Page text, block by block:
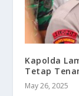
Kapolda
Tetap
May 26, 2025